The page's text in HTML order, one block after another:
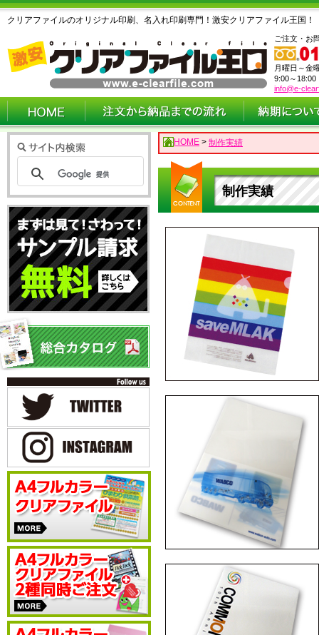
クリアファイルのオリジナル印刷、名入れ印刷専門！激安クリアファイル王国！
ご注文・お
月曜日～金
9:00～18:00
info@e-
HOME > 制作実績
制作実績